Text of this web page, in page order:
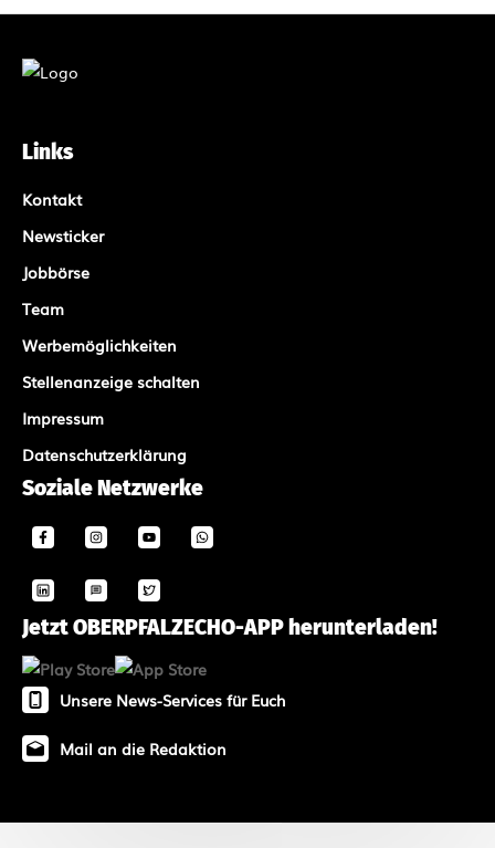
Links
Kontakt
Newsticker
Jobbörse
Team
Werbemöglichkeiten
Stellenanzeige schalten
Impressum
Datenschutzerklärung
Soziale Netzwerke
Jetzt OBERPFALZECHO-APP herunterladen!
Unsere News-Services für Euch
Mail an die Redaktion